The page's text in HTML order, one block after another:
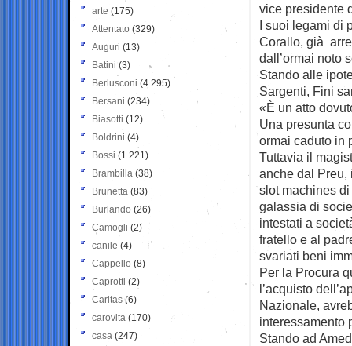
vice presidente
I suoi legami di
Corallo, già
dall’ormai noto
Stando alle
Sargenti, Fini
«È un atto
Una presunta
ormai caduto in
Tuttavia il
anche dal
slot machines
galassia di
intestati a
fratello e al
svariati beni
Per la Procura
l’acquisto
Nazionale,
interessamento
Stando ad
arte (175)
Attentato (329)
Auguri (13)
Batini (3)
Berlusconi (4.295)
Bersani (234)
Biasotti (12)
Boldrini (4)
Bossi (1.221)
Brambilla (38)
Brunetta (83)
Burlando (26)
Camogli (2)
canile (4)
Cappello (8)
Caprotti (2)
Caritas (6)
carovita (170)
casa (247)